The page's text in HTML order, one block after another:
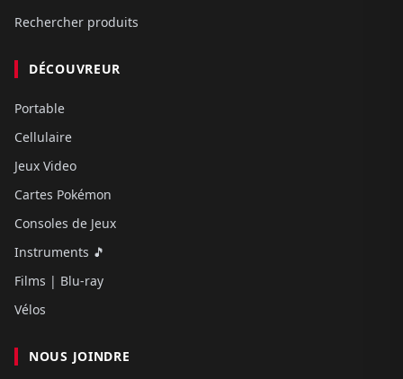
Rechercher produits
DÉCOUVREUR
Portable
Cellulaire
Jeux Video
Cartes Pokémon
Consoles de Jeux
Instruments 🎵
Films | Blu-ray
Vélos
NOUS JOINDRE